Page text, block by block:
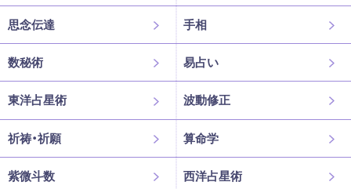
思念伝達 手相
数秘術 易占い
東洋占星術 波動修正
祈祷・祈願 算命学
紫微斗数 西洋占星術